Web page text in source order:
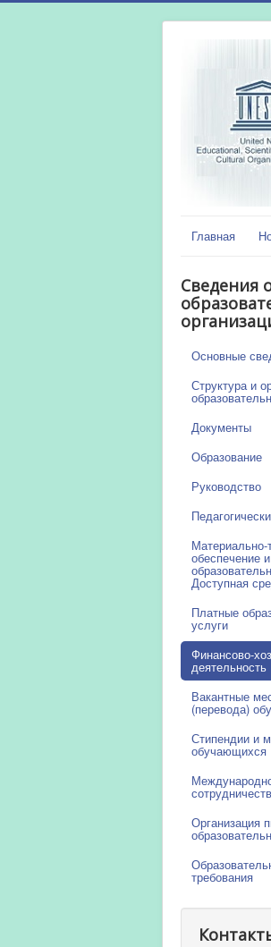
Главная
Сведения
Основные
Структура и
Документы
Образование
Руководство
Материально-
обеспечение
Доступная
Платные
услуги
Финансово-
деятельность
Вакантные
(перевода)
Стипендии и
обучающихся
Организация
требования